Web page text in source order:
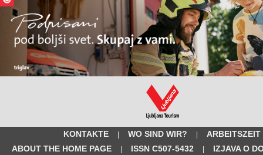
KONTAKTE WO SIND WIR?
ARBEITSZEIT
ABOUT THE HOME PAGE
ISSN C507-5432
IZJAVA O